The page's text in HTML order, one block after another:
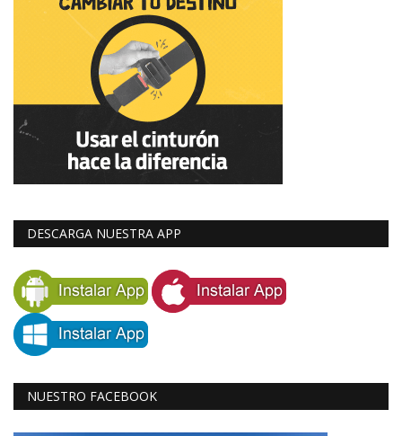
DESCARGA NUESTRA APP
NUESTRO FACEBOOK